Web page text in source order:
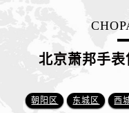
北京萧邦手
朝阳区 东城区 西